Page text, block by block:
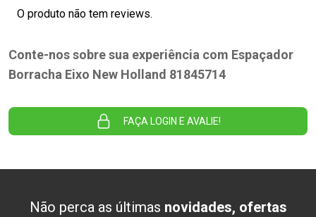
O produto não tem reviews.
Conte-nos sobre sua experiência com Espaçador
Borracha Eixo New Holland 81845714
FAÇA LOGIN E AVALIE!
Não perca as últimas novidades, ofertas